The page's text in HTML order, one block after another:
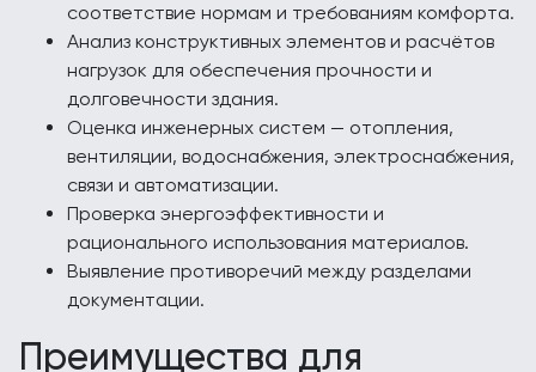
соответствие нормам и требованиям комфорта.
Анализ конструктивных элементов и расчётов
нагрузок для обеспечения прочности и
долговечности здания.
Оценка инженерных систем — отопления,
вентиляции, водоснабжения, электроснабжения,
связи и автоматизации.
Проверка энергоэффективности и
рационального использования материалов.
Выявление противоречий между разделами
документации.
Преимущества для